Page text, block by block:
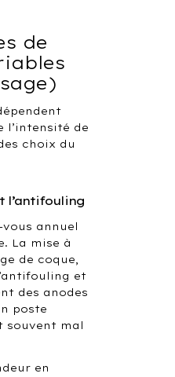
de
l’intensité de
choix du
l’antifouling
vous annuel
La mise à
de coque,
et
des anodes
poste
souvent mal
en